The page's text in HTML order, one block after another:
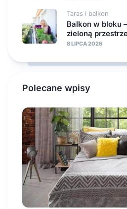
Taras i balkon
Balkon w bloku
zieloną
8 LIPCA 2026
Polecane wpisy